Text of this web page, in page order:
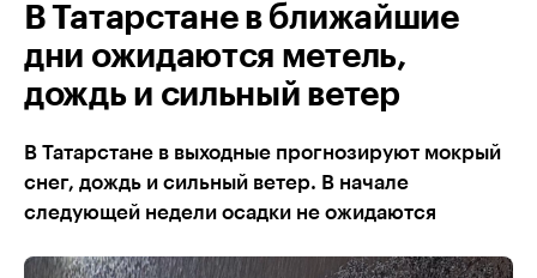
В Татарстане в ближайшие
дни ожидаются метель,
дождь и сильный ветер
В Татарстане в выходные прогнозируют мокрый
снег, дождь и сильный ветер. В начале
следующей недели осадки не ожидаются